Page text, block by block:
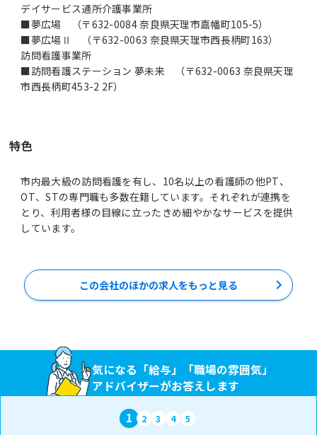
デイサービス通所介護事業所
■夢広場 （〒632-0084 奈良県天理市嘉幡町105-5）
■夢広場Ⅱ （〒632-0063 奈良県天理市西長柄町163）
訪問看護事業所
■訪問看護ステーション 夢未来 （〒632-0063 奈良県天理
市西長柄町453-2 2F）
特色
市内最大級の訪問看護を有し、10名以上の看護師の他PT、
OT、STの専門職も多数在籍しています。それぞれが連携を
とり、利用者様の目線に立ったきめ細やかなサービスを提供
しています。
この会社のほかの求人をもっと見る
気になる「給与」「職場の雰囲気」
アドバイザーがお答えします
1 2 3 4 5